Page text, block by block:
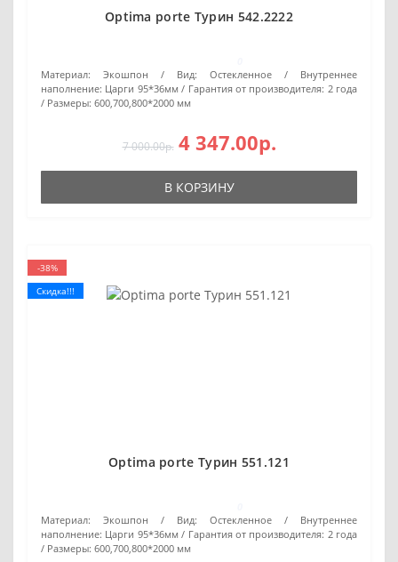
Optima porte Турин 542.2222
Материал:
Экошпон Вид: Остекленное
Внутреннее
наполнение: Царги 95*36мм Гарантия от производителя: 2 года
Размеры: 600,700,800*2000 мм
7 000.00р. 4 347.00р.
В КОРЗИНУ
-38%
Скидка!!!
Optima porte Турин 551.121
Материал:
Экошпон Вид: Остекленное
Внутреннее
наполнение: Царги 95*36мм Гарантия от производителя: 2 года
Размеры: 600,700,800*2000 мм